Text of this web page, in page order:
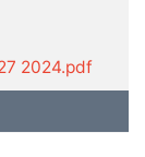
2024.pdf